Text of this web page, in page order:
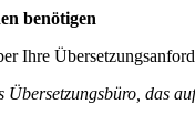
benötigen
Ihre
das